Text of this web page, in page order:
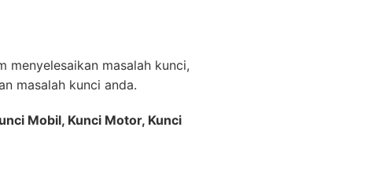
masalah kunci,
masalah kunci anda.
Mobil, Kunci Motor, Kunci